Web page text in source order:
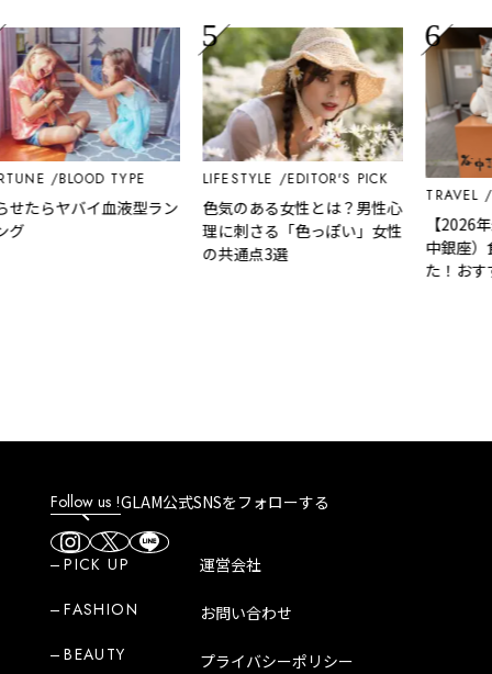
BLOOD TYPE
らヤバイ血液型ラン
LIFESTYLE EDITOR'S PICK
色気のある女性とは？男性心
理に刺さる「色っぽい」女性
の共通点3選
TRAVEL
【2026年最
中銀座）食
た！おすす
Follow us !GLAM公式SNSをフォローする
PICK UP
FASHION
BEAUTY
運営会社
お問い合わせ
プライバシーポリシー